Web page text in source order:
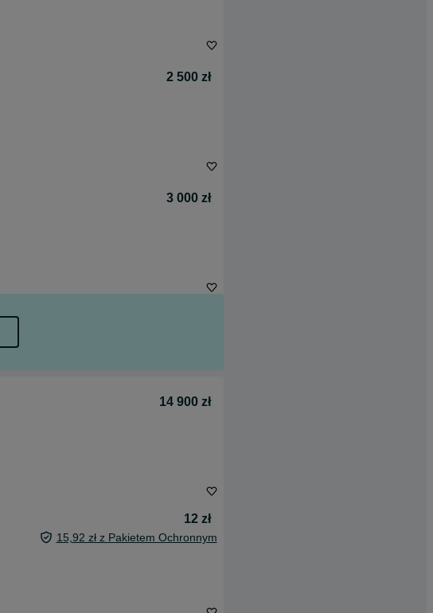
2 500 zł
3 000 zł
14 900 zł
12 zł
15,92 zł z Pakietem Ochronnym